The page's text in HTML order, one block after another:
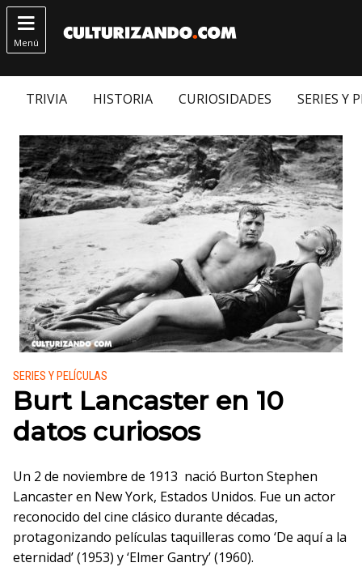

Menú
TRIVIA HISTORIA CURIOSIDADES SERIES Y
Publicado en:
SERIES Y PELÍCULAS
Burt Lancaster en 10
datos curiosos
Un 2 de noviembre de 1913 nació Burton Stephen
Lancaster en New York, Estados Unidos. Fue un actor
reconocido del cine clásico durante décadas,
protagonizando películas taquilleras como ‘De aquí a la
eternidad’ (1953) y ‘Elmer Gantry’ (1960).